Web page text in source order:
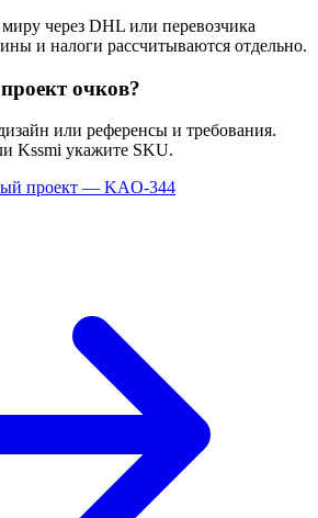
через DHL или перевозчика
и налоги рассчитываются отдельно.
очков?
или референсы и требования.
Kssmi укажите SKU.
проект — KAO-344